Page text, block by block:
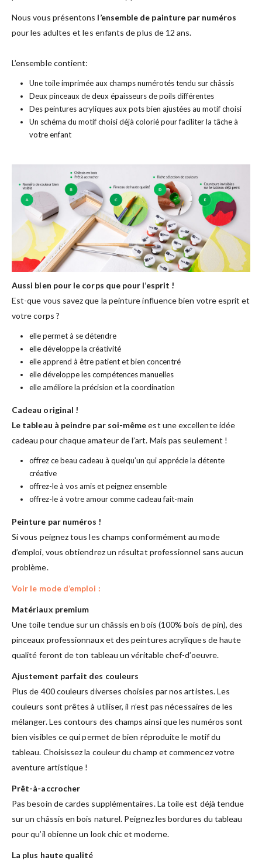
Nous vous présentons l’ensemble de painture par numéros
pour les adultes et les enfants de plus de 12 ans.
L’ensemble contient:
Une toile imprimée aux champs numérotés tendu sur châssis
Deux pinceaux de deux épaisseurs de poils différentes
Des peintures acryliques aux pots bien ajustées au motif choisi
Un schéma du motif choisi déjà colorié pour faciliter la tâche à
votre enfant
Aussi bien pour le corps que pour l’esprit !
Est-que vous savez que la peinture influence bien votre esprit et
votre corps ?
elle permet à se détendre
elle développe la créativité
elle apprend à être patient et bien concentré
elle développe les compétences manuelles
elle améliore la précision et la coordination
Cadeau original !
Le tableau à peindre par soi-mêmeest une excellente idée
cadeau pour chaque amateur de l’art. Mais pas seulement !
offrez ce beau cadeau à quelqu’un qui apprécie la détente
créative
offrez-le à vos amis et peignez ensemble
offrez-le à votre amour comme cadeau fait-main
Peinture par numéros !
Si vous peignez tous les champs conformément au mode
d’emploi, vous obtiendrez un résultat professionnel sans aucun
problème.
Voir le mode d’emploi :
Matériaux premium
Une toile tendue sur un châssis en bois (100% bois de pin), des
pinceaux professionnaux et des peintures acryliques de haute
qualité feront de ton tableau un véritable chef-d’oeuvre.
Ajustement parfait des couleurs
Plus de 400 couleurs diverses choisies par nos artistes. Les
couleurs sont prêtes à utiliser, il n’est pas nécessaires de les
mélanger. Les contours des champs ainsi que les numéros sont
bien visibles ce qui permet de bien réproduite le motif du
tableau. Choisissez la couleur du champ et commencez votre
aventure artistique !
Prêt-à-accrocher
Pas besoin de cardes supplémentaires. La toile est déjà tendue
sur un châssis en bois naturel. Peignez les bordures du tableau
pour qu’il obienne un look chic et moderne.
La plus haute qualité